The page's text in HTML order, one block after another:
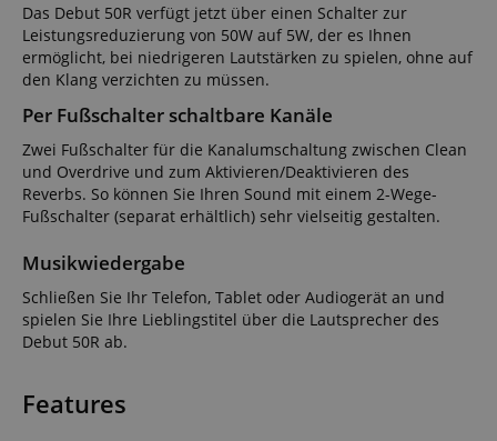
Das Debut 50R verfügt jetzt über einen Schalter zur
Leistungsreduzierung von 50W auf 5W, der es Ihnen
ermöglicht, bei niedrigeren Lautstärken zu spielen, ohne auf
den Klang verzichten zu müssen.
Per Fußschalter schaltbare Kanäle
Zwei Fußschalter für die Kanalumschaltung zwischen Clean
und Overdrive und zum Aktivieren/Deaktivieren des
Reverbs. So können Sie Ihren Sound mit einem 2-Wege-
Fußschalter (separat erhältlich) sehr vielseitig gestalten.
Musikwiedergabe
Schließen Sie Ihr Telefon, Tablet oder Audiogerät an und
spielen Sie Ihre Lieblingstitel über die Lautsprecher des
Debut 50R ab.
Features